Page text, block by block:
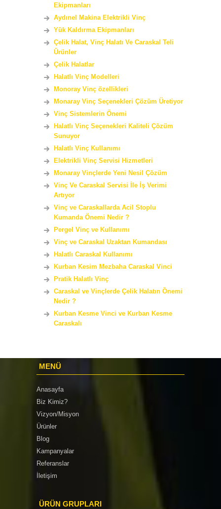
Ekipmanları
Aydınel Makina Elektrikli Vinç
Yük Kaldırma Ekipmanları
Çelik Halat, Vinç Halatı Ve Caraskal Teli
Ürünler
Çelik Halatlar
Halatlı Vinç Modelleri
Monoray Vinç özellikleri
Monaray Vinç Seçenekleri Çözüm Üretiyor
Vinç Sistemlerin Önemi
Halatlı Vinç Seçenekleri Kaliteli Çözüm
Sunuyor
Halatlı Vinç Kullanımı
Elektrikli Vinç Servisi Hizmetleri
Monaray Vinçlerde Yeni Nesil Çözüm
Vinç Ve Caraskal Servisi İle İş Verimi
Artıyor
Vinç ve Caraskallarda Acil Stoplu
Kumanda Önemi Nedir ?
Pergel Vinç ve Kullanımı
Vinç ve Caraskal Uzaktan Kumandası
Halatlı Caraskal Kullanımı
Kurban Kesim Mezbaha Caraskal Vinci
Pratik Halatlı Vinç
Caraskal ve Vinçlerde Çelik Halatın Önemi
Nedir ?
Kurban Kesme Vinci ve Kurban Kesme
Caraskalı
MENÜ
Anasayfa
Biz Kimiz?
Vizyon/Misyon
Ürünler
Blog
Kampanyalar
Referanslar
İletişim
ÜRÜN GRUPLARI